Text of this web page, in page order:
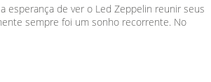
esperança de ver o Led Zeppelin reunir seus
sempre foi um sonho recorrente. No